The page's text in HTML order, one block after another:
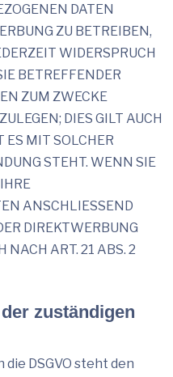
DATEN
ZU BETREIBEN,
WIDERSPRUCH
BETREFFENDER
ZUM ZWECKE
DIES GILT AUCH
ES MIT SOLCHER
STEHT. WENN SIE
ANSCHLIESSEND
DIREKTWERBUNG
NACH ART. 21 ABS. 2
zuständigen
die DSGVO steht den